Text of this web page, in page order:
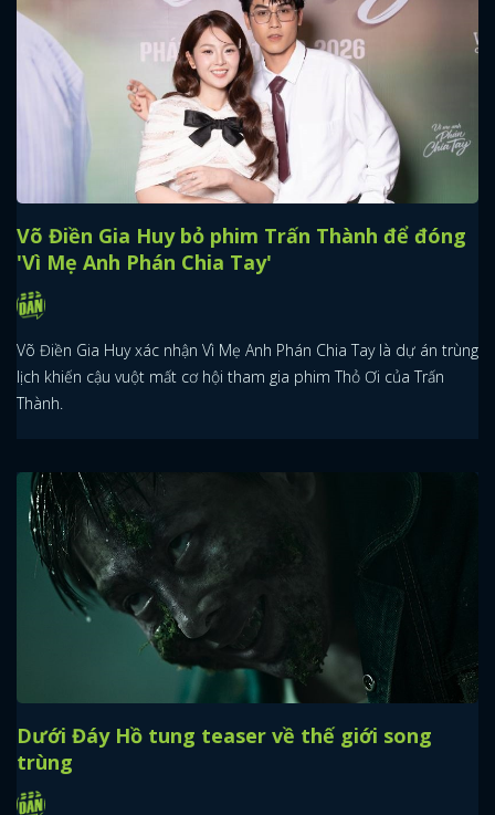
Võ Điền Gia Huy bỏ phim Trấn Thành để đóng
'Vì Mẹ Anh Phán Chia Tay'
Võ Điền Gia Huy xác nhận Vì Mẹ Anh Phán Chia Tay là dự án trùng
lịch khiến cậu vuột mất cơ hội tham gia phim Thỏ Ơi của Trấn
Thành.
Dưới Đáy Hồ tung teaser về thế giới song
trùng